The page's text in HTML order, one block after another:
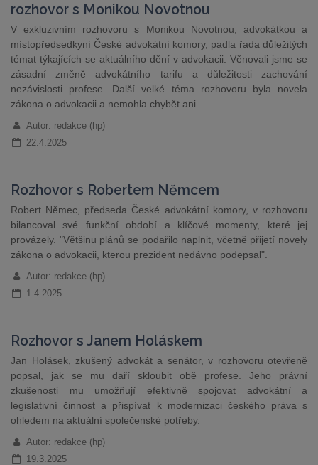
rozhovor s Monikou Novotnou
V exkluzivním rozhovoru s Monikou Novotnou, advokátkou a
místopředsedkyní České advokátní komory, padla řada důležitých
témat týkajících se aktuálního dění v advokacii. Věnovali jsme se
zásadní změně advokátního tarifu a důležitosti zachování
nezávislosti profese. Další velké téma rozhovoru byla novela
zákona o advokacii a nemohla chybět ani…
Autor: redakce (hp)
22.4.2025
Rozhovor s Robertem Němcem
Robert Němec, předseda České advokátní komory, v rozhovoru
bilancoval své funkční období a klíčové momenty, které jej
provázely. "Většinu plánů se podařilo naplnit, včetně přijetí novely
zákona o advokacii, kterou prezident nedávno podepsal".
Autor: redakce (hp)
1.4.2025
Rozhovor s Janem Holáskem
Jan Holásek, zkušený advokát a senátor, v rozhovoru otevřeně
popsal, jak se mu daří skloubit obě profese. Jeho právní
zkušenosti mu umožňují efektivně spojovat advokátní a
legislativní činnost a přispívat k modernizaci českého práva s
ohledem na aktuální společenské potřeby.
Autor: redakce (hp)
19.3.2025